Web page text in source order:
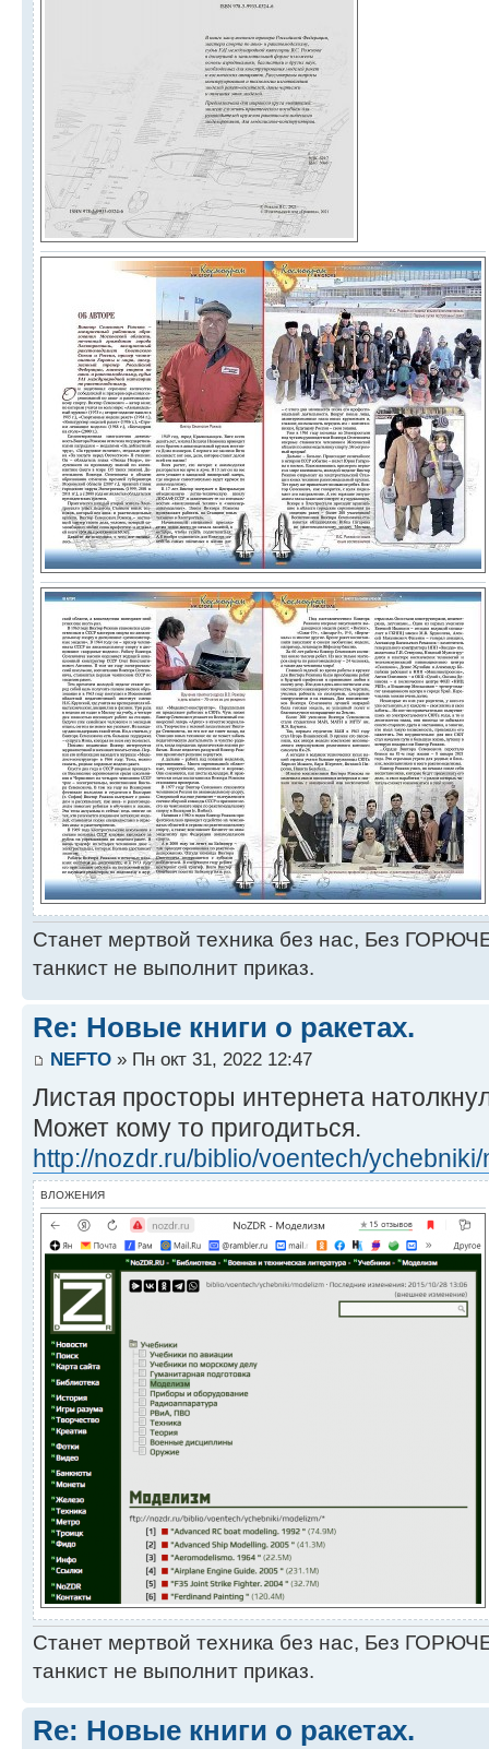
Станет мертвой техника без нас, Без
танкист не выполнит приказ.
Re: Новые книги о ракетах.
NEFTO » Пн окт 31, 2022 12:47
Листая просторы интернета
Может кому то пригодиться.
http://nozdr.ru/biblio/voentech/
ВЛОЖЕНИЯ
Станет мертвой техника без нас, Без
танкист не выполнит приказ.
Re: Новые книги о ракетах.